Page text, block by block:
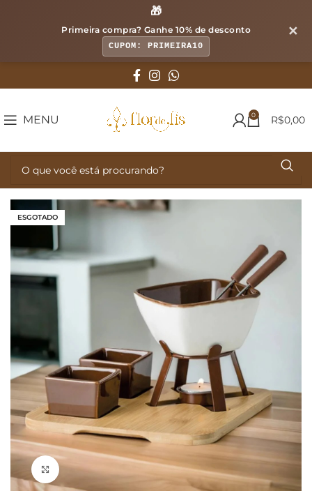
🎁
Primeira compra? Ganhe 10% de desconto
CUPOM: PRIMEIRA10
✕
MENU 0 R$0,00
ESGOTADO
Clique para ampliar